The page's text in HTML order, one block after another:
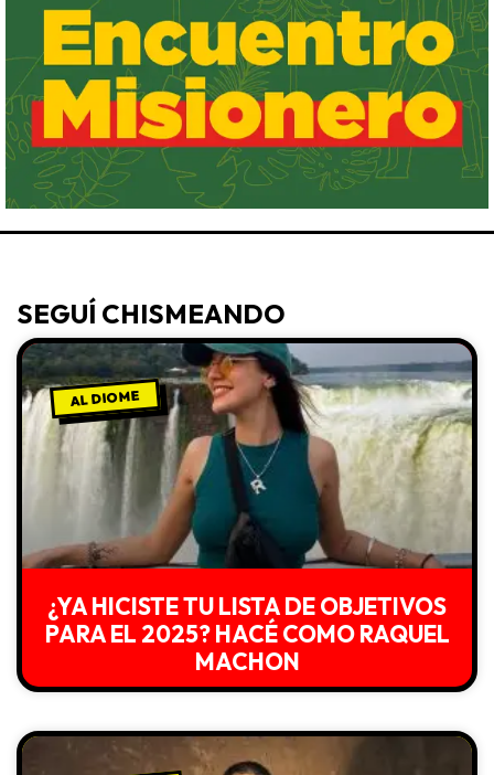
SEGUÍ CHISMEANDO
AL DIOME
¿YA HICISTE TU LISTA DE OBJETIVOS
PARA EL 2025? HACÉ COMO RAQUEL
MACHON